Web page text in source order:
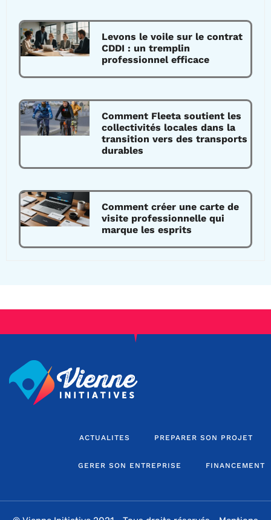
Levons le voile sur le contrat
CDDI : un tremplin
professionnel efficace
Comment Fleeta soutient les
collectivités locales dans la
transition vers des transports
durables
Comment créer une carte de
visite professionnelle qui
marque les esprits
ACTUALITES PREPARER SON PROJET
GERER SON ENTREPRISE FINANCEMENT